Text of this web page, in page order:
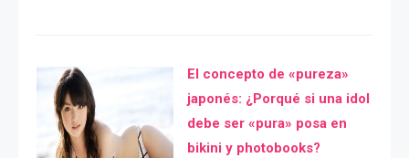
El concepto de «pureza»
japonés: ¿Porqué si una idol
debe ser «pura» posa en
bikini y photobooks?